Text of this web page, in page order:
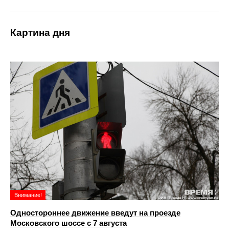
Картина дня
Внимание!
Одностороннее движение введут на проезде
Московского шоссе с 7 августа